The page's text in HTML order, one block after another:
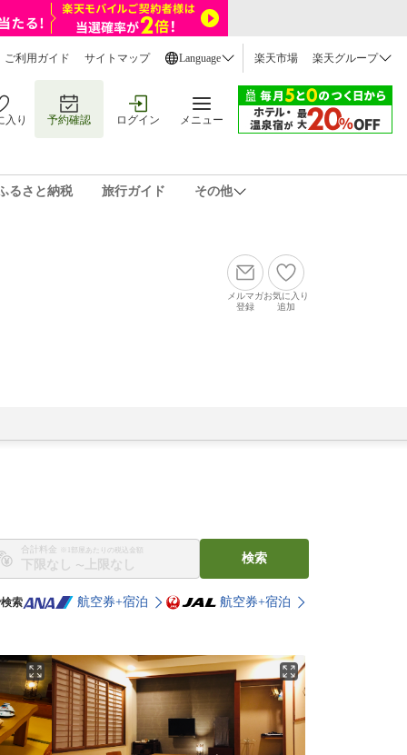
ご利用ガイド サイトマップ Language 楽天市場 楽天グループ
入り 予約確認 ログイン メニュー
るさと納税 旅行ガイド その他
メルマガ
登録
お気に入り
追加
合計料金 ※1部屋あたりの税込金額
〜
検索
索 航空券+宿泊 航空券+宿泊